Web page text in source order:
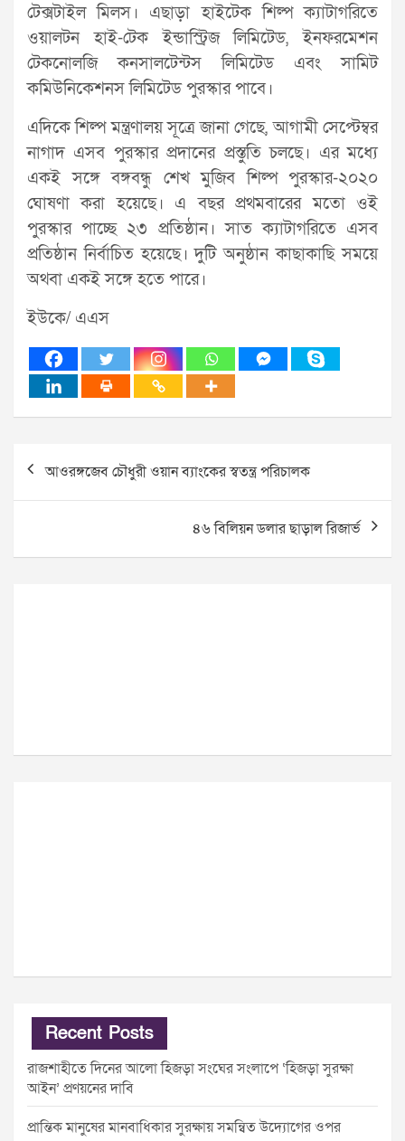
টেক্সটাইল মিলস। এছাড়া হাইটেক শিল্প ক্যাটাগরিতে
ওয়ালটন হাই-টেক ইন্ডাস্ট্রিজ লিমিটেড, ইনফরমেশন
টেকনোলজি কনসালটেন্টস লিমিটেড এবং সামিট
কমিউনিকেশনস লিমিটেড পুরস্কার পাবে।
এদিকে শিল্প মন্ত্রণালয় সূত্রে জানা গেছে, আগামী সেপ্টেম্বর
নাগাদ এসব পুরস্কার প্রদানের প্রস্তুতি চলছে। এর মধ্যে
একই সঙ্গে বঙ্গবন্ধু শেখ মুজিব শিল্প পুরস্কার-২০২০
ঘোষণা করা হয়েছে। এ বছর প্রথমবারের মতো ওই
পুরস্কার পাচ্ছে ২৩ প্রতিষ্ঠান। সাত ক্যাটাগরিতে এসব
প্রতিষ্ঠান নির্বাচিত হয়েছে। দুটি অনুষ্ঠান কাছাকাছি সময়ে
অথবা একই সঙ্গে হতে পারে।
ইউকে/ এএস
Post
navigation
আওরঙ্গজেব চৌধুরী ওয়ান ব্যাংকের স্বতন্ত্র পরিচালক
৪৬ বিলিয়ন ডলার ছাড়াল রিজার্ভ
Recent Posts
রাজশাহীতে দিনের আলো হিজড়া সংঘের সংলাপে ‘হিজড়া সুরক্ষা
আইন’ প্রণয়নের দাবি
প্রান্তিক মানুষের মানবাধিকার সুরক্ষায় সমন্বিত উদ্যোগের ওপর